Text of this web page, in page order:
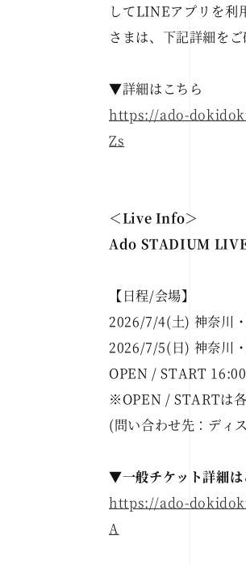
してLINEアプリを利
さまは、下記詳細を
▼詳細はこちら
https://ado-
Zs
＜Live Info＞
Ado STADIUM LIVE
【日程/会場】
2026/7/4(土) 神奈川
2026/7/5(日) 神奈川
OPEN / START
※OPEN / STARTは
(問い合わせ先：ディ
▼一般チケット詳細は
https://ado-
A